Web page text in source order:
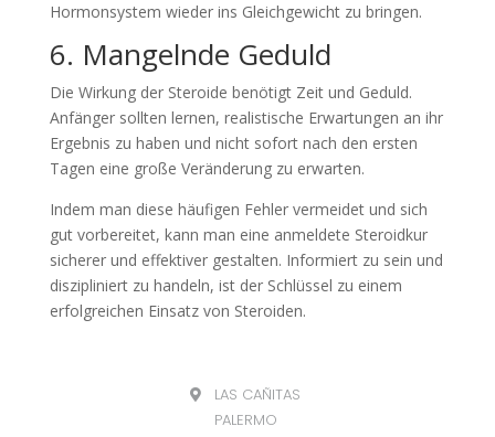
Hormonsystem wieder ins Gleichgewicht zu bringen.
6. Mangelnde Geduld
Die Wirkung der Steroide benötigt Zeit und Geduld.
Anfänger sollten lernen, realistische Erwartungen an ihr
Ergebnis zu haben und nicht sofort nach den ersten
Tagen eine große Veränderung zu erwarten.
Indem man diese häufigen Fehler vermeidet und sich
gut vorbereitet, kann man eine anmeldete Steroidkur
sicherer und effektiver gestalten. Informiert zu sein und
diszipliniert zu handeln, ist der Schlüssel zu einem
erfolgreichen Einsatz von Steroiden.
LAS CAÑITAS
PALERMO